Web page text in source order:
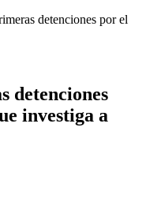
detenciones por el
detenciones
investiga a